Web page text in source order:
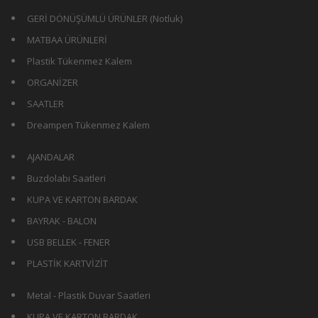
GERİ DÖNÜŞÜMLÜ ÜRÜNLER (Notluk)
MATBAA ÜRÜNLERİ
Plastik Tükenmez Kalem
ORGANİZER
SAATLER
Dreampen Tükenmez Kalem
AJANDALAR
Buzdolabı Saatleri
KUPA VE KARTON BARDAK
BAYRAK - BALON
USB BELLEK - FENER
PLASTİK KARTVİZİT
Metal - Plastik Duvar Saatleri